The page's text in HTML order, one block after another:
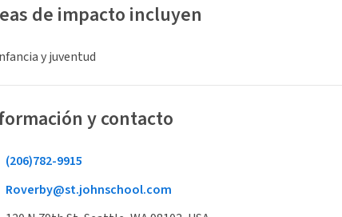
de impacto incluyen
y juventud
y contacto
(206)782-9915
Roverby@st.johnschool.com